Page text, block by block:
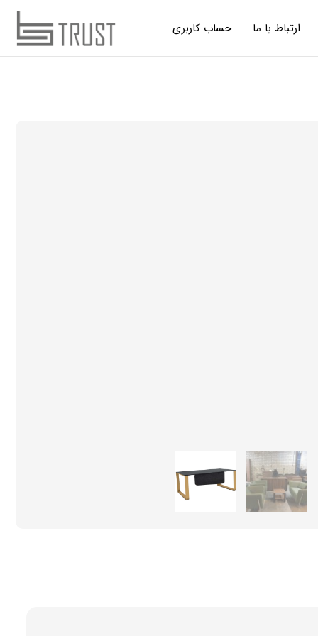
ارتباط با ما حساب کاربری